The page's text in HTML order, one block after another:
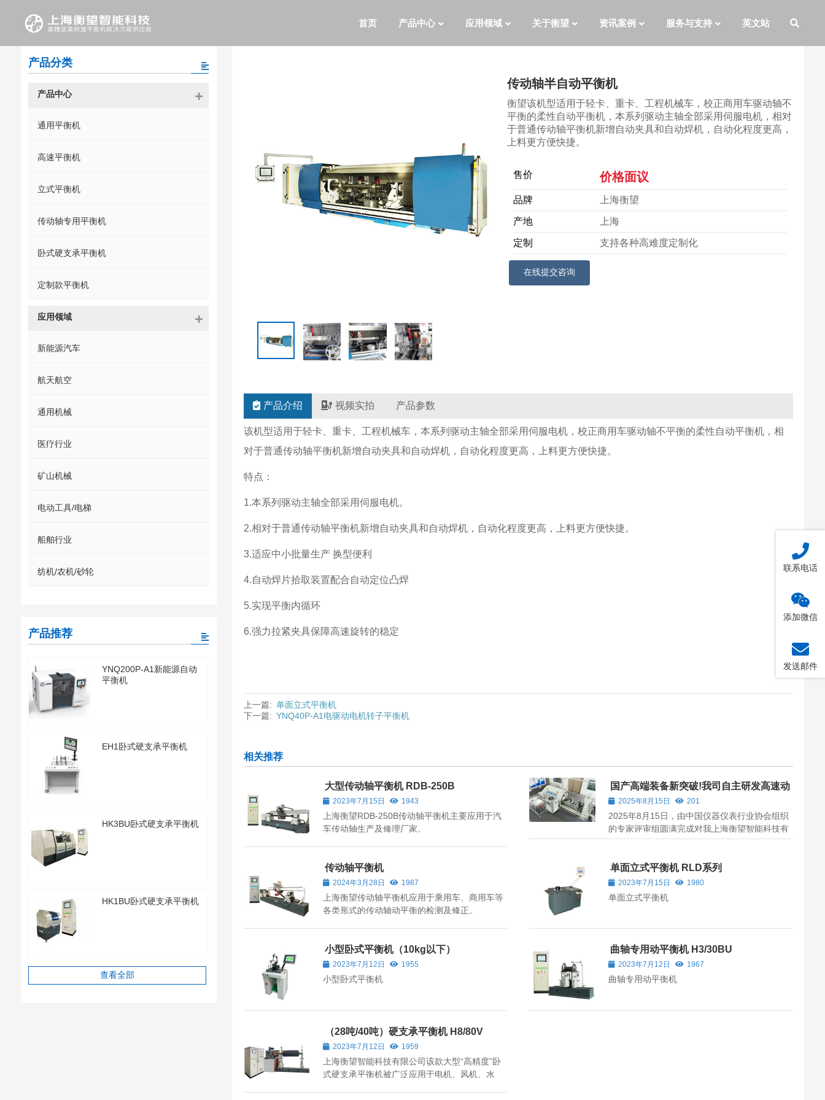
首页 产品中心 应用领域 关于衡望 资讯案例 服务与支持 英文站
传动轴半自动平衡机
衡望该机型适用于轻卡、重卡、工程机械车，校正商用车驱动轴不
平衡的柔性自动平衡机，本系列驱动主轴全部采用伺服电机，相对
于普通传动轴平衡机新增自动夹具和自动焊机，自动化程度更高，
上料更方便快捷。
售价 价格面议
品牌 上海衡望
产地 上海
定制 支持各种高难度定制化
在线提交咨询
产品介绍 视频实拍 产品参数
该机型适用于轻卡、重卡、工程机械车，本系列驱动主轴全部采用伺服电机，校正商用车驱动轴不平衡的柔性自动平衡机，相
对于普通传动轴平衡机新增自动夹具和自动焊机，自动化程度更高，上料更方便快捷。
特点：
1.本系列驱动主轴全部采用伺服电机。
2.相对于普通传动轴平衡机新增自动夹具和自动焊机，自动化程度更高，上料更方便快捷。
3.适应中小批量生产 换型便利
4.自动焊片拾取装置配合自动定位凸焊
5.实现平衡内循环
6.强力拉紧夹具保障高速旋转的稳定
上一篇: 单面立式平衡机
下一篇: YNQ40P-A1电驱动电机转子平衡机
相关推荐
大型传动轴平衡机 RDB-250B
2023年7月15日 1943
上海衡望RDB-250B传动轴平衡机主要应用于汽
车传动轴生产及修理厂家。
国产高端装备新突破!我司自主研发高速动
平衡及超速试验装备项目通过专家评审
2025年8月15日 201
2025年8月15日，由中国仪器仪表行业协会组织
的专家评审组圆满完成对我上海衡望智能科技有
限公司自主研发的“DG3高速动平衡及超速试验装
传动轴平衡机
2024年3月28日 1987
上海衡望传动轴平衡机应用于乘用车、商用车等
各类形式的传动轴动平衡的检测及修正。
单面立式平衡机 RLD系列
2023年7月15日 1980
单面立式平衡机
小型卧式平衡机（10kg以下）
2023年7月12日 1955
小型卧式平衡机
曲轴专用动平衡机 H3/30BU
2023年7月12日 1967
曲轴专用动平衡机
（28吨/40吨）硬支承平衡机 H8/80V
2023年7月12日 1959
上海衡望智能科技有限公司该款大型“高精度”卧
式硬支承平衡机被广泛应用于电机、风机、水
产品分类
产品中心
通用平衡机
高速平衡机
立式平衡机
传动轴专用平衡机
卧式硬支承平衡机
定制款平衡机
应用领域
新能源汽车
航天航空
通用机械
医疗行业
矿山机械
电动工具/电梯
船舶行业
纺机/农机/砂轮
产品推荐
YNQ200P-A1新能源自动
平衡机
EH1卧式硬支承平衡机
HK3BU卧式硬支承平衡机
HK1BU卧式硬支承平衡机
查看全部
联系电话
添加微信
发送邮件